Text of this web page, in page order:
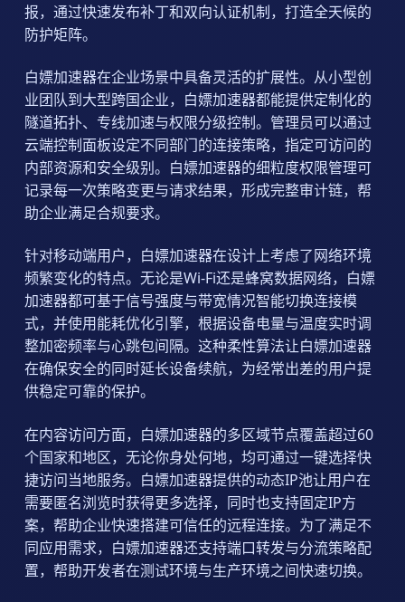
报，通过快速发布补丁和双向认证机制，打造全天候的
防护矩阵。
白嫖加速器在企业场景中具备灵活的扩展性。从小型创
业团队到大型跨国企业，白嫖加速器都能提供定制化的
隧道拓扑、专线加速与权限分级控制。管理员可以通过
云端控制面板设定不同部门的连接策略，指定可访问的
内部资源和安全级别。白嫖加速器的细粒度权限管理可
记录每一次策略变更与请求结果，形成完整审计链，帮
助企业满足合规要求。
针对移动端用户，白嫖加速器在设计上考虑了网络环境
频繁变化的特点。无论是Wi-Fi还是蜂窝数据网络，白嫖
加速器都可基于信号强度与带宽情况智能切换连接模
式，并使用能耗优化引擎，根据设备电量与温度实时调
整加密频率与心跳包间隔。这种柔性算法让白嫖加速器
在确保安全的同时延长设备续航，为经常出差的用户提
供稳定可靠的保护。
在内容访问方面，白嫖加速器的多区域节点覆盖超过60
个国家和地区，无论你身处何地，均可通过一键选择快
捷访问当地服务。白嫖加速器提供的动态IP池让用户在
需要匿名浏览时获得更多选择，同时也支持固定IP方
案，帮助企业快速搭建可信任的远程连接。为了满足不
同应用需求，白嫖加速器还支持端口转发与分流策略配
置，帮助开发者在测试环境与生产环境之间快速切换。